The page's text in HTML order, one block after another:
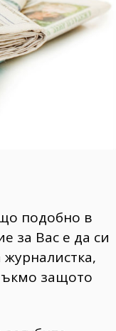
подобно в
за Вас е да си
журналистка,
защото